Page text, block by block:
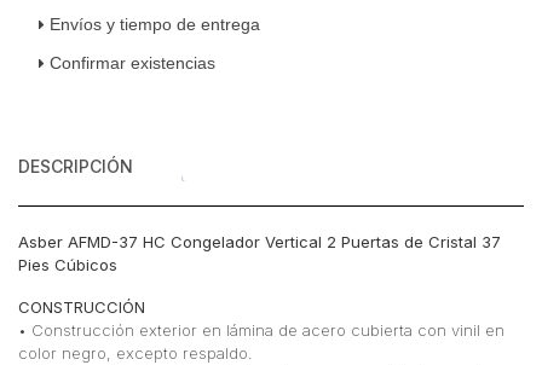
Cúbicos
Envíos y tiempo de entrega
Confirmar existencias
DESCRIPCIÓN
Asber AFMD-37 HC Congelador Vertical 2 Puertas de Cristal 37
Pies Cúbicos
CONSTRUCCIÓN
• Construcción exterior en lámina de acero cubierta con vinil en
color negro, excepto respaldo.